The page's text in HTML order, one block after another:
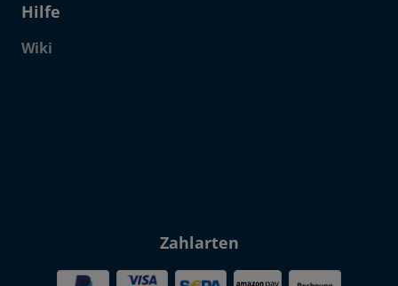
Hilfe
Wiki
Zahlarten